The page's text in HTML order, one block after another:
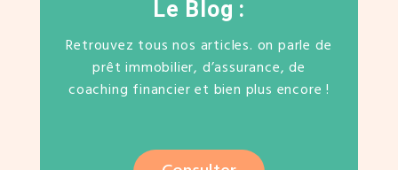
Le Blog :
Retrouvez tous nos articles. on parle de
prêt immobilier, d’assurance, de
coaching financier et bien plus encore !